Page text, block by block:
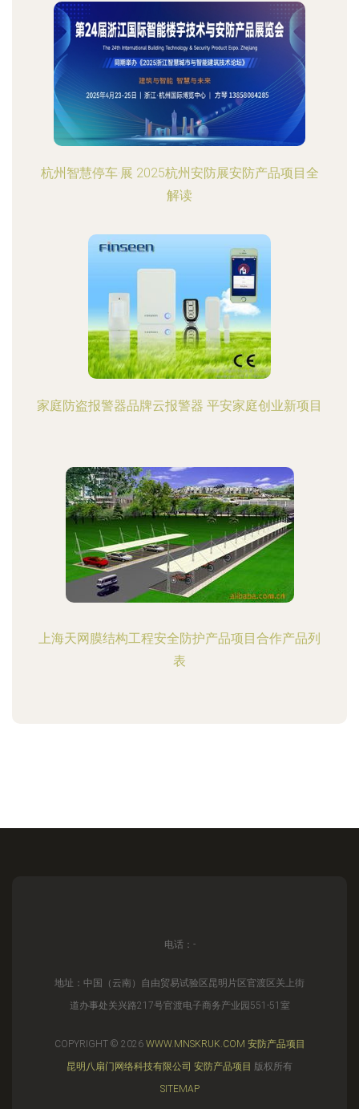
杭州智慧停车·展 2025杭州安防展安防产品项目全
解读
家庭防盗报警器品牌云报警器 平安家庭创业新项目
上海天网膜结构工程安全防护产品项目合作产品列
表
电话：-
地址：中国（云南）自由贸易试验区昆明片区官渡区关上街
道办事处关兴路217号官渡电子商务产业园551-51室
COPYRIGHT © 2026 WWW.MNSKRUK.COM 安防产品项目
昆明八扇门网络科技有限公司 安防产品项目 版权所有
SITEMAP